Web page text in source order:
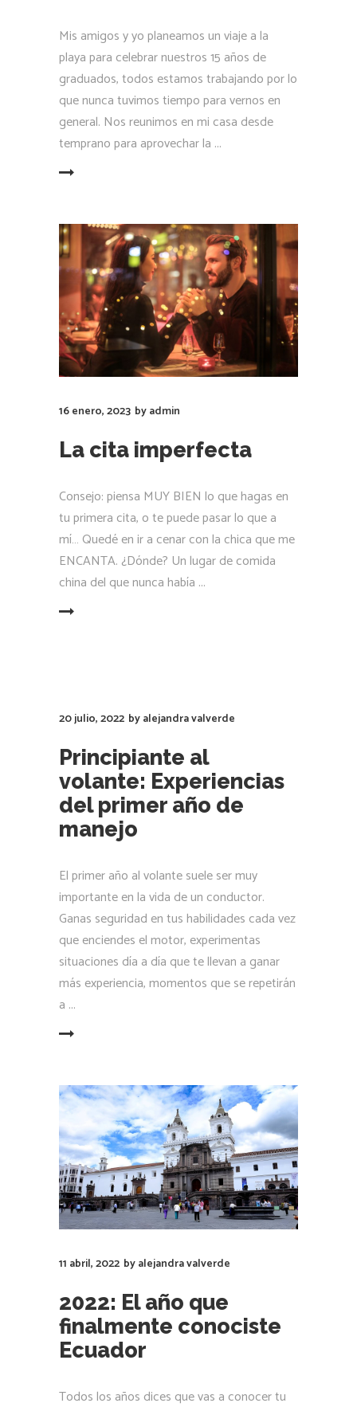
Mis amigos y yo planeamos un viaje a la
playa para celebrar nuestros 15 años de
graduados, todos estamos trabajando por lo
que nunca tuvimos tiempo para vernos en
general. Nos reunimos en mi casa desde
temprano para aprovechar la
16 enero, 2023 byadmin
La cita imperfecta
Consejo: piensa MUY BIEN lo que hagas en
tu primera cita, o te puede pasar lo que a
mí… Quedé en ir a cenar con la chica que me
ENCANTA. ¿Dónde? Un lugar de comida
china del que nunca había
20 julio, 2022 byalejandra valverde
Principiante al
volante: Experiencias
del primer año de
manejo
El primer año al volante suele ser muy
importante en la vida de un conductor.
Ganas seguridad en tus habilidades cada vez
que enciendes el motor, experimentas
situaciones día a día que te llevan a ganar
más experiencia, momentos que se repetirán
a
11 abril, 2022 byalejandra valverde
2022: El año que
finalmente conociste
Ecuador
Todos los años dices que vas a conocer tu